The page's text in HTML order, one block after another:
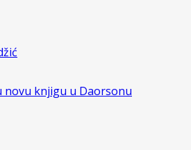
novu knjigu u Daorsonu